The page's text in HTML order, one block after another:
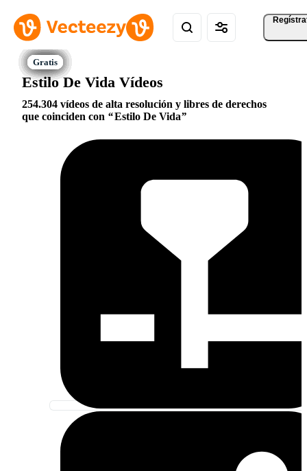
Estilo De Vida Vídeos
254.304 vídeos de alta resolución y libres de derechos
que coinciden con
Estilo De Vida